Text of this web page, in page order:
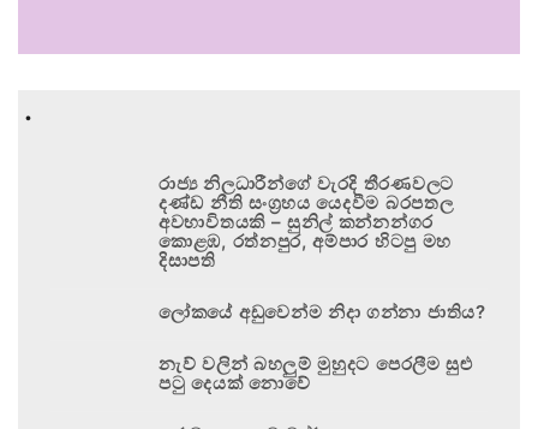
.
රාජ්‍ය නිලධාරීන්ගේ වැරදි තීරණවලට
දණ්ඩ නීති සංග්‍රහය යෙදවීම බරපතල
අවභාවිතයකි – සුනිල් කන්නන්ගර
කොළඹ, රත්නපුර, අම්පාර හිටපු මහ
දිසාපති
ලෝකයේ අඩුවෙන්ම නිදා ගන්නා ජාතිය?
නැව් වලින් බහලුම් මුහුදට පෙරලීම සුළු
පටු දෙයක් නොවේ